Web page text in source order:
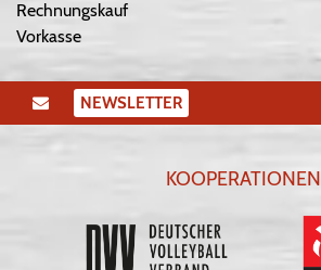
Rechnungskauf
Vorkasse
NEWSLETTER
KOOPERATIONEN